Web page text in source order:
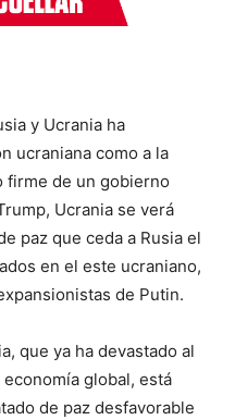
y Ucrania ha
ucraniana como a la
firme de un gobierno
Ucrania se verá
paz que ceda a Rusia el
en el este ucraniano,
de Putin.
que ya ha devastado al
global, está
de paz desfavorable